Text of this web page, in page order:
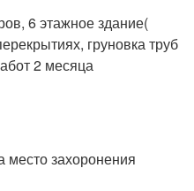
6 этажное здание(
груновка труб
2 месяца
место захоронения